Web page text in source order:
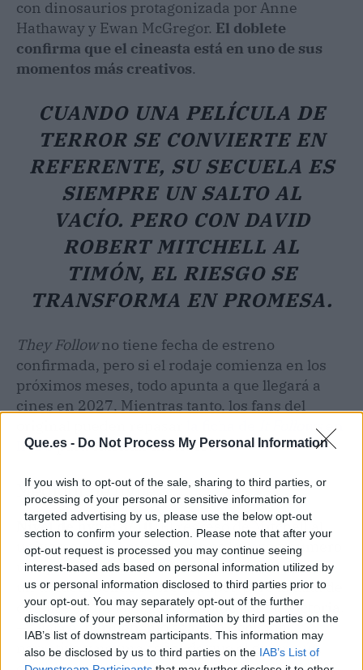
Que.es - Do Not Process My Personal Information
If you wish to opt-out of the sale, sharing to third parties, or
processing of your personal or sensitive information for
targeted advertising by us, please use the below opt-out
section to confirm your selection. Please note that after your
opt-out request is processed you may continue seeing
interest-based ads based on personal information utilized by
us or personal information disclosed to third parties prior to
your opt-out. You may separately opt-out of the further
disclosure of your personal information by third parties on the
IAB’s list of downstream participants. This information may
also be disclosed by us to third parties on the IAB’s List of
con dinosaurios protagonizada por Anne
Hathaway y Ewan McGregor. El doblete
confirma que el cineasta está en uno de sus
momentos más creativos.
CUANDO UNA PELÍCULA DE
TERROR SE CONVIERTE EN
REFERENTE, SU SECUELA ES
SIEMPRE UN SALTO AL
VACÍO. PERO CON DAVID
ROBERT MITCHELL AL
TIMÓN, EL RIESGO SE
TRANSFORMA EN PROMESA.
They Followno tiene fecha de estreno
confirmada, pero si el rodaje comienza en los
próximos meses, todo apunta a que llegará a
cines en 2027. Mientras tanto, los fans del
It Follows
en
IMDbpara calentar motores.
Medidor de hype
Nivel de hype: 8/10.El regreso de Mitchell al
universo que él mismo creó es la razón número
uno para ilusionarse. Ackie y Monroe forman
un tándem sólido sobre el papel, pero la falta de
detalles sobre la historia impide cantar victoria.
— Ojalá el hermetismo sea una decisión
narrativa y no una señal de que el guion aún